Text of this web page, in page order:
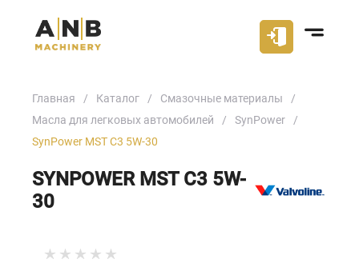
Главная Каталог
Смазочные материалы
Масла для легковых автомобилей
SynPower
SynPower MST C3 5W-30
SYNPOWER MST C3 5W-
30